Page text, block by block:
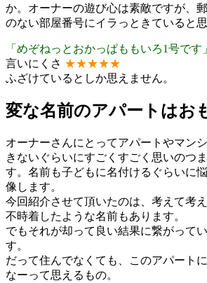
か。オーナーの遊び心は素敵ですが、
のない部屋番号にイラっときていると思
「めぞねっとおかっぱももいろ1号です」
言いにくさ ★★★★★
ふざけているとしか思えません。
変な名前のアパートはお
オーナーさんにとってアパートやマン
きないぐらいにすごくすごく思いのつ
す。名前も子どもに名付けるぐらいに
像します。
今回紹介させて頂いたのは、考えて考
不時着したような名前もあります。
でもそれが却って良い結果に繋がって
す。
だって住んでなくても、このアパート
なーって思えるもの。